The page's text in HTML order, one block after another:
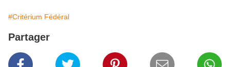
#Critérium Fédéral
Partager